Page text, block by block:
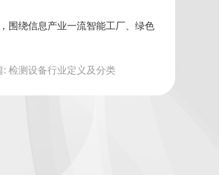
围绕信息产业一流智能工厂、绿色
: 检测设备行业定义及分类